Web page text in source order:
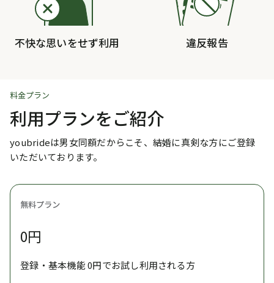
不快な思いをせず利用 違反報告
料金プラン
利用プランをご紹介
youbrideは男女同額だからこそ、結婚に真剣な方にご登録
いただいております。
無料プラン
0円
登録・基本機能 0円でお試し利用される方